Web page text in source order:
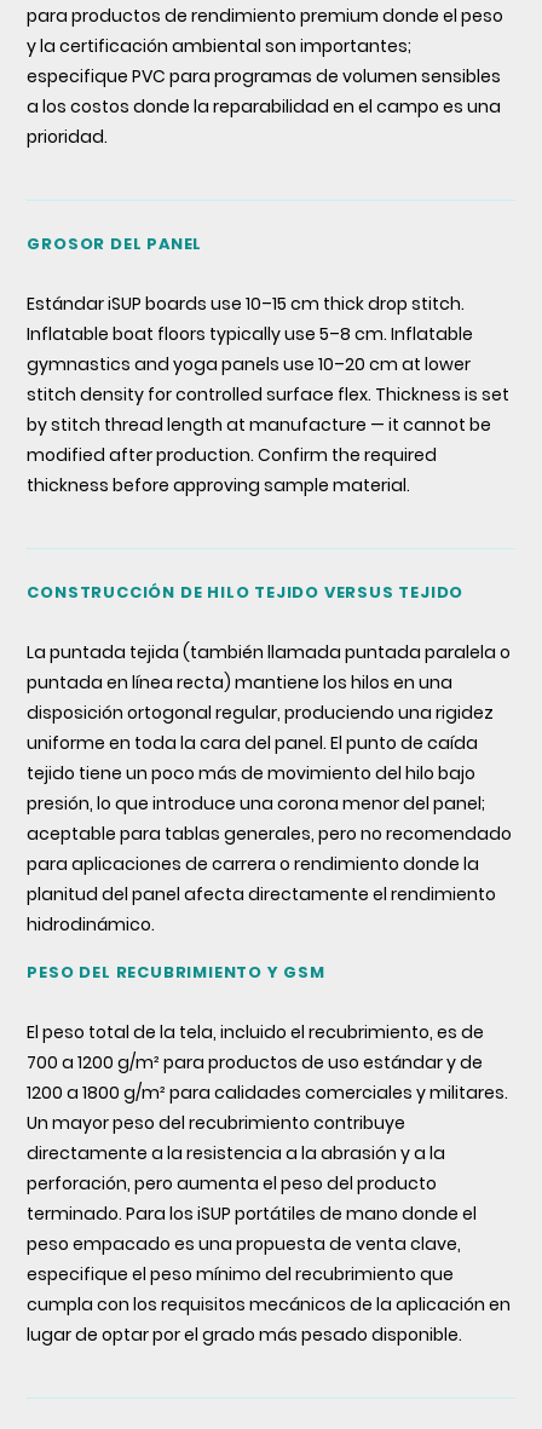
para productos de rendimiento premium donde el peso
y la certificación ambiental son importantes;
especifique PVC para programas de volumen sensibles
a los costos donde la reparabilidad en el campo es una
prioridad.
GROSOR DEL PANEL
Estándar iSUP boards use 10–15 cm thick drop stitch.
Inflatable boat floors typically use 5–8 cm. Inflatable
gymnastics and yoga panels use 10–20 cm at lower
stitch density for controlled surface flex. Thickness is set
by stitch thread length at manufacture — it cannot be
modified after production. Confirm the required
thickness before approving sample material.
CONSTRUCCIÓN DE HILO TEJIDO VERSUS TEJIDO
La puntada tejida (también llamada puntada paralela o
puntada en línea recta) mantiene los hilos en una
disposición ortogonal regular, produciendo una rigidez
uniforme en toda la cara del panel. El punto de caída
tejido tiene un poco más de movimiento del hilo bajo
presión, lo que introduce una corona menor del panel;
aceptable para tablas generales, pero no recomendado
para aplicaciones de carrera o rendimiento donde la
planitud del panel afecta directamente el rendimiento
hidrodinámico.
PESO DEL RECUBRIMIENTO Y GSM
El peso total de la tela, incluido el recubrimiento, es de
700 a 1200 g/m² para productos de uso estándar y de
1200 a 1800 g/m² para calidades comerciales y militares.
Un mayor peso del recubrimiento contribuye
directamente a la resistencia a la abrasión y a la
perforación, pero aumenta el peso del producto
terminado. Para los iSUP portátiles de mano donde el
peso empacado es una propuesta de venta clave,
especifique el peso mínimo del recubrimiento que
cumpla con los requisitos mecánicos de la aplicación en
lugar de optar por el grado más pesado disponible.